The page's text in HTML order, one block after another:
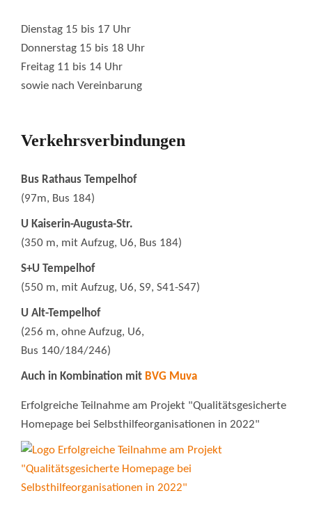
Dienstag 15 bis 17 Uhr
Donnerstag 15 bis 18 Uhr
Freitag 11 bis 14 Uhr
sowie nach Vereinbarung
Verkehrsverbindungen
Bus Rathaus Tempelhof
(97m, Bus 184)
U Kaiserin-Augusta-Str.
(350 m, mit Aufzug, U6, Bus 184)
S+U Tempelhof
(550 m, mit Aufzug, U6, S9, S41-S47)
U Alt-Tempelhof
(256 m, ohne Aufzug, U6,
Bus 140/184/246)
Auch in Kombination mit BVG Muva
Erfolgreiche Teilnahme am Projekt "Qualitätsgesicherte
Homepage bei Selbsthilfeorganisationen in 2022"